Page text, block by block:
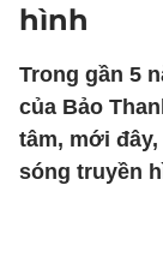
hình
Trong gần 5
của Bảo
tâm, mới
sóng truyền